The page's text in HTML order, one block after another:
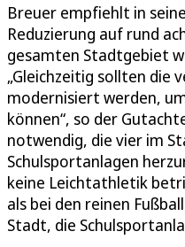
Breuer empfiehlt in
Reduzierung auf rund
gesamten Stadtgebiet
„Gleichzeitig sollten die
modernisiert werden,
können“, so der
notwendig, die vier im
Schulsportanlagen
keine Leichtathletik
als bei den reinen
Stadt, die